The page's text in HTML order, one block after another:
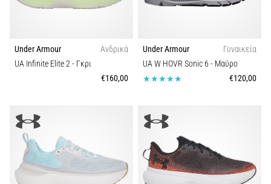
Under Armour
Ανδρικά
UA Infinite Elite 2- Γκρι
€160,00
Under Armour
Γυναικεία
UA W HOVR Sonic 6 - Μαύρο
€120,00